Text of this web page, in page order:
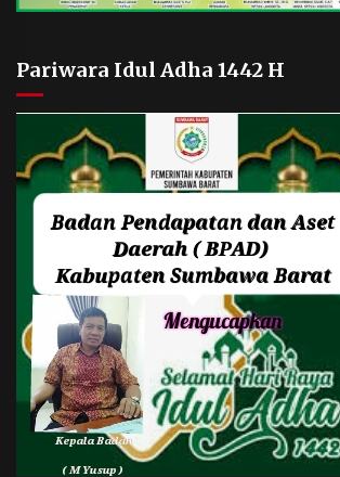
Pariwara Idul Adha 1442 H